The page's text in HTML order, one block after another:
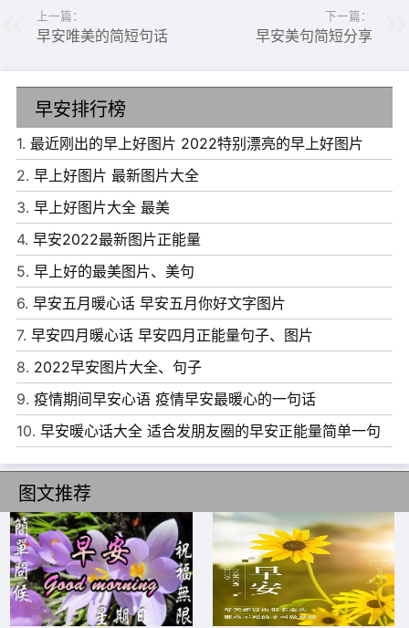
7、自以为你很重要，其实你就是个驴几。
8、掏出手机想看下时间，没有消息又放回口袋，却忘了看
时间。
9、如若相爱，便携手到老;如若错过，便护你安好。
10、慢慢、这样的天气适合想你酝酿情绪。
11、数学里有句话，过程错了，就是错了。
12、死了以后，还说什么天堂啊，或者时候和你一起才是天
堂啊。
13、一个父亲能为他孩子做的最好的事情，就是好好爱他的
妈妈!
上一篇：
早安唯美的简短句话
下一篇：
早安美句简短分享
早安排行榜
1. 最近刚出的早上好图片 2022特别漂亮的早上好图片
2. 早上好图片 最新图片大全
3. 早上好图片大全 最美
4. 早安2022最新图片正能量
5. 早上好的最美图片、美句
6. 早安五月暖心话 早安五月你好文字图片
7. 早安四月暖心话 早安四月正能量句子、图片
8. 2022早安图片大全、句子
9. 疫情期间早安心语 疫情早安最暖心的一句话
10. 早安暖心话大全 适合发朋友圈的早安正能量简单一句
话
图文推荐